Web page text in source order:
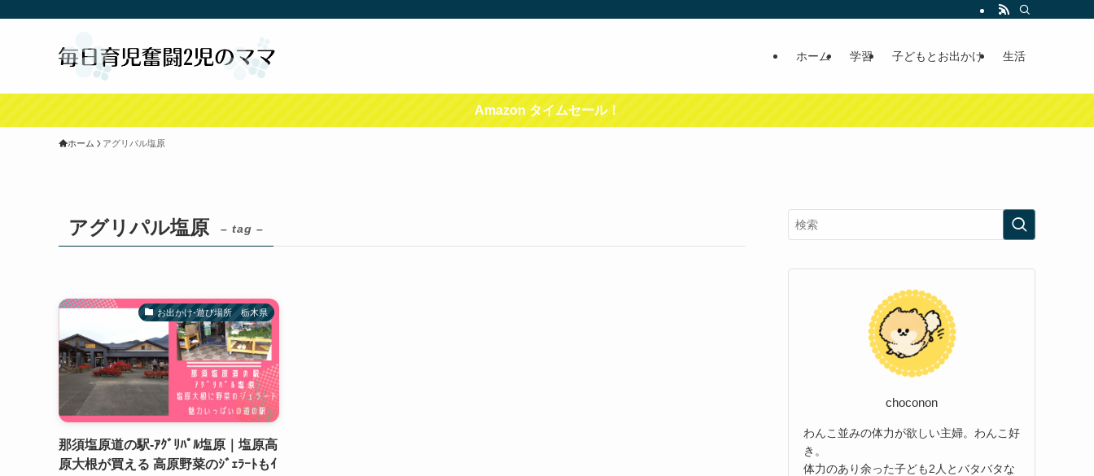
ホーム 学習 子どもとお出かけ 生活
Amazon タイムセール！
ホーム アグリパル塩原
アグリパル塩原 – tag –
お出かけ-遊び場所 栃木県
那須塩原道の駅-ｱｸﾞﾘﾊﾟﾙ塩原｜塩原高
原大根が買える 高原野菜のｼﾞｪﾗｰﾄもｲ
choconon
わんこ並みの体力が欲しい主婦。わんこ好
き。
体力のあり余った子ども2人とバタバタな